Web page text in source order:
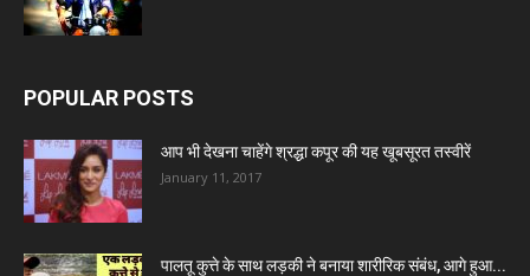
POPULAR POSTS
आप भी देखना चाहेंगे श्रद्धा कपूर की यह खूबसूरत तस्वीरें
January 11, 2017
पालतू कुत्ते के साथ लड़की ने बनाया शारीरिक संबंध, आगे हुआ...